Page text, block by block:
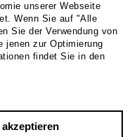
...
unserer Webseite
Wenn Sie auf "Alle
Sie der Verwendung von
jenen zur Optimierung
findet Sie in den